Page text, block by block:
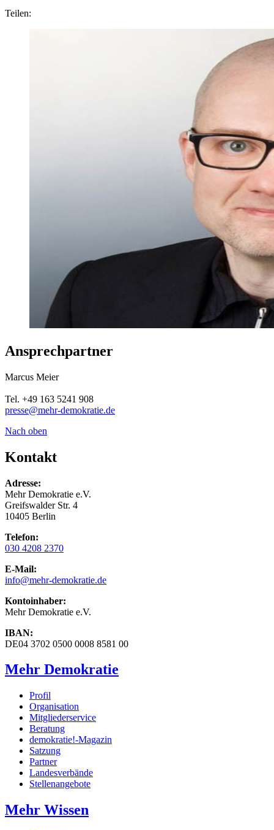
Teilen:
Ansprechpartner
Marcus Meier
Tel. +49 163 5241 908
presse@mehr-demokratie.de
Nach oben
Kontakt
Adresse:
Mehr Demokratie e.V.
Greifswalder Str. 4
10405 Berlin
Telefon:
030 4208 2370
E-Mail:
info@mehr-demokratie.de
Kontoinhaber:
Mehr Demokratie e.V.
IBAN:
DE04 3702 0500 0008 8581 00
Mehr Demokratie
Profil
Organisation
Mitgliederservice
Beratung
demokratie!-Magazin
Satzung
Partner
Landesverbände
Stellenangebote
Mehr Wissen